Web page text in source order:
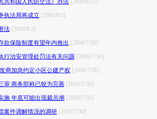
共和国人民防空法》办法 [2008/8/23]
执法局将成立 [2008/8/3]
法 [2008/8/3]
款保险制度有望年内推出 [2008/7/30]
行治安管理处罚法有关问题 [2008/7/30]
商加急约定小区公建产权 [2008/7/30]
审 商务部称已较为完善 [2008/7/30]
施 年底可能出现裁员潮 [2008/7/30]
案件调解情况的调研 [2008/7/30]